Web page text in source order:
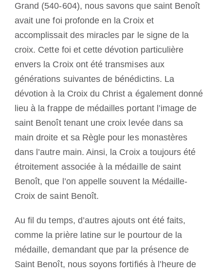
Grand (540-604), nous savons que saint Benoît
avait une foi profonde en la Croix et
accomplissait des miracles par le signe de la
croix. Cette foi et cette dévotion particulière
envers la Croix ont été transmises aux
générations suivantes de bénédictins. La
dévotion à la Croix du Christ a également donné
lieu à la frappe de médailles portant l’image de
saint Benoît tenant une croix levée dans sa
main droite et sa Règle pour les monastères
dans l’autre main. Ainsi, la Croix a toujours été
étroitement associée à la médaille de saint
Benoît, que l’on appelle souvent la Médaille-
Croix de saint Benoît.
Au fil du temps, d’autres ajouts ont été faits,
comme la prière latine sur le pourtour de la
médaille, demandant que par la présence de
Saint Benoît, nous soyons fortifiés à l’heure de